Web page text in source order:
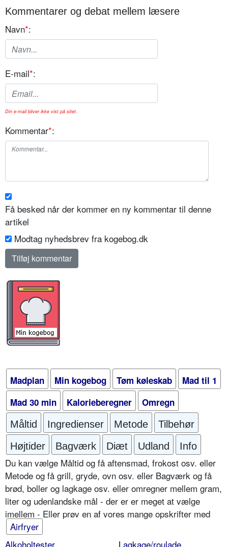
Kommentarer og debat mellem læsere
Navn*:
E-mail*:
Din e-mail bliver ikke vist på sitet.
Kommentar*:
Få besked når der kommer en ny kommentar til denne
artikel
Modtag nyhedsbrev fra kogebog.dk
Madplan Min kogebog Tøm køleskab
Mad til 1
Mad 30 min
Kalorieberegner Omregn
Måltid Ingredienser Metode
Tilbehør
Højtider
Bagværk Diæt Udland Info
Du kan vælge Måltid og få aftensmad, frokost osv. eller
Metode og få grill, gryde, ovn osv. eller Bagværk og få
brød, boller og lagkage osv. eller omregner mellem gram,
liter og udenlandske mål - der er er meget at vælge
imellem - Eller prøv en af vores mange opskrifter med
Airfryer
Alkoholtester
Lagkage/roulade